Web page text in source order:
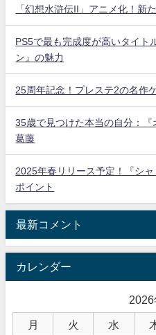
「幻想水滸伝II」アニメ化！新
PS5で最も完成度が高いタイト
ン』の魅力
25周年記念！プレステ2の名作
35歳で見つけた本当の自分：
葛藤
2025年春リリース予定！『シ
ポイント
最新コメント
カレンダー
2026
月 火 水